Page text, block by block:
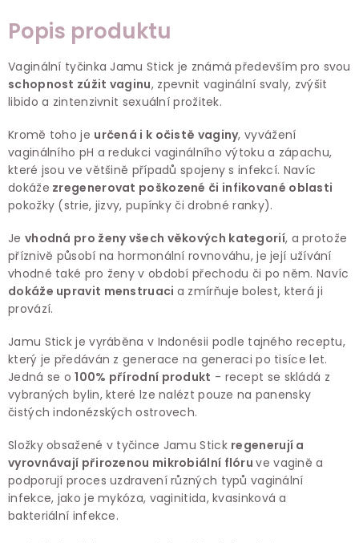
Popis produktu
Vaginální tyčinka Jamu Stick je známá především pro svou
schopnost zúžit vaginu, zpevnit vaginální svaly, zvýšit
libido a zintenzivnit sexuální prožitek.
Kromě toho je určená i k očistě vaginy, vyvážení
vaginálního pH a redukci vaginálního výtoku a zápachu,
které jsou ve většině případů spojeny s infekcí. Navíc
dokáže zregenerovat poškozené či infikované oblasti
pokožky (strie, jizvy, pupínky či drobné ranky).
Je vhodná pro ženy všech věkových kategorií, a protože
příznivě působí na hormonální rovnováhu, je její užívání
vhodné také pro ženy v období přechodu či po něm. Navíc
dokáže upravit menstruaci a zmírňuje bolest, která ji
provází.
Jamu Stick je vyráběna v Indonésii podle tajného receptu,
který je předáván z generace na generaci po tisíce let.
Jedná se o100% přírodní produkt - recept se skládá z
vybraných bylin, které lze nalézt pouze na panensky
čistých indonézských ostrovech.
Složky obsažené v tyčince Jamu Stick regenerují a
vyrovnávají přirozenou mikrobiální flóruve vagině a
podporují proces uzdravení různých typů vaginální
infekce, jako je mykóza, vaginitida, kvasinková a
bakteriální infekce.